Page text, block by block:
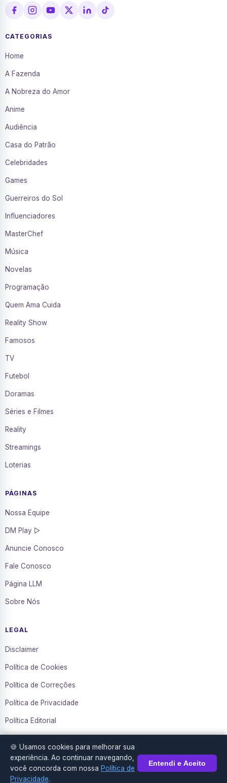
CATEGORIAS
Home
A Fazenda
A Nobreza do Amor
Anime
Audiência
Casa do Patrão
Celebridades
Games
Guerreiros do Sol
Influenciadores
MasterChef
Música
Novelas
Programação
Quem Ama Cuida
Reality Show
Famosos
TV
Futebol
Doramas
Séries e Filmes
Reality
Streamings
Loterias
PÁGINAS
Nossa Equipe
DM Play ▷
Anuncie Conosco
Fale Conosco
Página LLM
Sobre Nós
LEGAL
Disclaimer
Política de Cookies
Política de Correções
Política de Privacidade
Política Editorial
Transparência
© 2016–2026 Diário da Mídia. Todos os direitos reservados.
🍪 Usamos cookies para melhorar sua
experiência. Ao continuar navegando,
você concorda com nossa Política de
Privacidade.
Entendi e Aceito